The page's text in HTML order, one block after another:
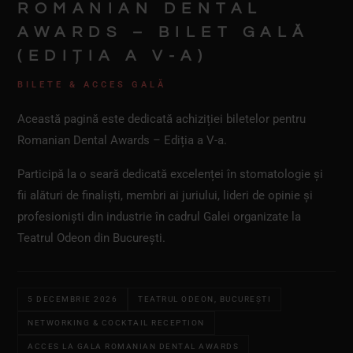
ROMANIAN DENTAL
AWARDS – BILET GALĂ
(EDIȚIA A V-A)
BILETE & ACCES GALĂ
Această pagină este dedicată achiziției biletelor pentru
Romanian Dental Awards – Ediția a V-a.
Participă la o seară dedicată excelenței în stomatologie și
fii alături de finaliști, membri ai juriului, lideri de opinie și
profesioniști din industrie în cadrul Galei organizate la
Teatrul Odeon din București.
5 DECEMBRIE 2026 TEATRUL ODEON, BUCUREȘTI
NETWORKING & COCKTAIL RECEPTION
ACCES LA GALA ROMANIAN DENTAL AWARDS